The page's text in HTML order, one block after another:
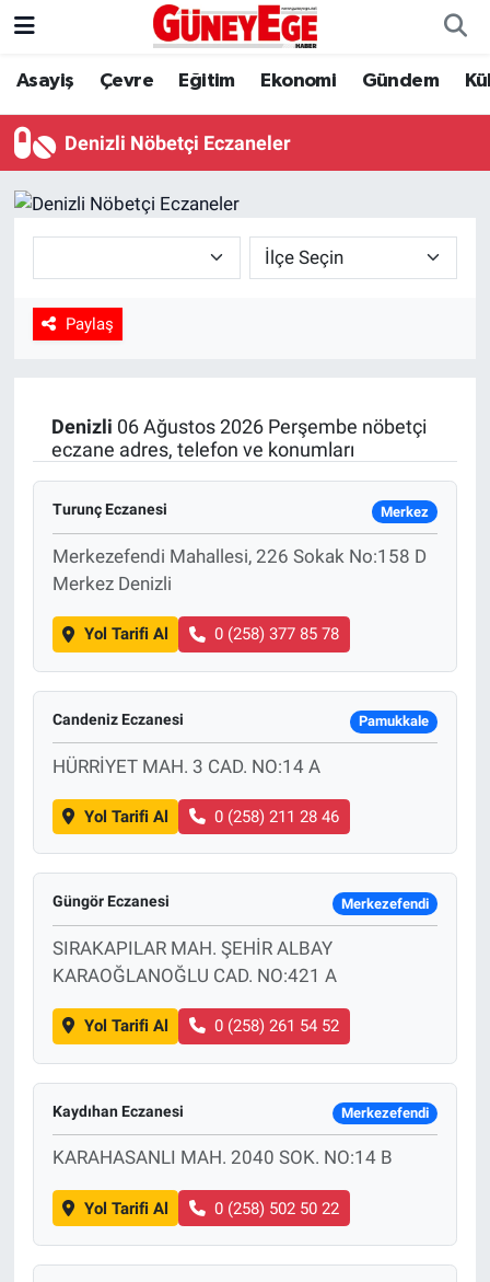
Asayiş Çevre Eğitim Ekonomi Gündem
Denizli Nöbetçi Eczaneler
Paylaş
Denizli 06 Ağustos 2026 Perşembe nöbetçi
eczane adres, telefon ve konumları
Turunç Eczanesi Merkez
Merkezefendi Mahallesi, 226 Sokak No:158 D
Merkez Denizli
Yol Tarifi Al 0 (258) 377 85 78
Candeniz Eczanesi Pamukkale
HÜRRİYET MAH. 3 CAD. NO:14 A
Yol Tarifi Al 0 (258) 211 28 46
Güngör Eczanesi Merkezefendi
SIRAKAPILAR MAH. ŞEHİR ALBAY
KARAOĞLANOĞLU CAD. NO:421 A
Yol Tarifi Al 0 (258) 261 54 52
Kaydıhan Eczanesi Merkezefendi
KARAHASANLI MAH. 2040 SOK. NO:14 B
Yol Tarifi Al 0 (258) 502 50 22
Asayiş
Çevre
Eğitim
Gündem
Magazin
Sağlık
Spor
Yaşam
Tarım
İstanbul Hava Durumu
İstanbul Trafik Yoğunluk Haritası
Süper Lig Puan Durumu ve Fikstür
Son Dakika Haberleri